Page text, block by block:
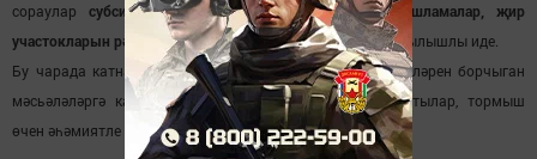
сораулар субсидияләр, инвалидларга кагылышлы ташламалар, җир
участокларын рәсмиләштерүкебек мөһим темаларга кагылышлы иде.
Бу чарада катнашучылар актив булдылар, шулай ук үзләрен борчыган
мәсьәләләргә кагылышлы сорауларына да җавап таптылар, тормыш
өчен әһәмиятле мәгълүматлар алдылар.